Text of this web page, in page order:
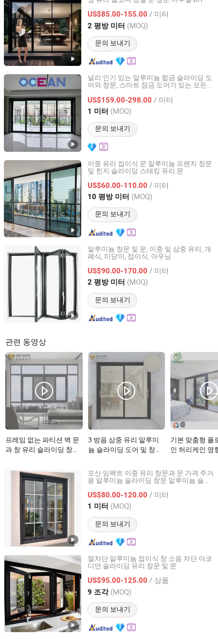
US$85.00-155.00 / 미터
2 평방 미터 (MOQ)
문의 보내기
Guangzhou Xiya Building Material Co., Ltd.
Guangdong, China 이후 2020
널리 인기 있는 알루미늄 합금 슬라이딩 도
어와 창문, 스마트 잠금 도어가 있는 모든
와 창문
US$159.00-298.00 / 미터
1 미터 (MOQ)
문의 보내기
Sichuan Pacific Ocean Internation Trade Co. Ltd.
Sichuan, China 이후 2025
이중 유리 접이식 문 알루미늄 프렌치 창문
및 힌지 슬라이딩 스태킹 유리 문
US$60.00-110.00 / 미터
10 평방 미터 (MOQ)
문의 보내기
QINGDAO ROCKY GROUP CO., LTD
Shandong, China 이후 2021
알루미늄 창문 및 문, 이중 및 삼중 유리, 개
폐식, 미닫이, 접이식, 아우닝
US$90.00-170.00 / 미터
2 평방 미터 (MOQ)
문의 보내기
Yuxinyuntong(Tianjin) Technology Co., Ltd
Tianjin, China 이후 2024
관련 동영상
프레임 없는 파티션 벽 문
과 창 유리 슬라이딩 창이
3 방음 삼중 유리 알루미
늄 슬라이딩 도어 및 창문
기본 맞춤형 플
인 허리케인 영
중 유리 고품질
도어 주택용이(
포산 임팩트 이중 유리 창문과 문 가격 주거
용 알루미늄 슬라이딩 창문 알루미늄 슬라
US$80.00-120.00 / 미터
1 미터 (MOQ)
문의 보내기
Guangzhou Wintong Aluminium Products Co., Ltd.
Guangdong, China 이후 2008
열차단 알루미늄 접이식 창 소음 차단 아코
디언 슬라이딩 유리 창문 및 문
US$95.00-125.00 / 상품
9 조각 (MOQ)
문의 보내기
Hamon Industry CO.,LTD.
Guangdong, China 이후 2022